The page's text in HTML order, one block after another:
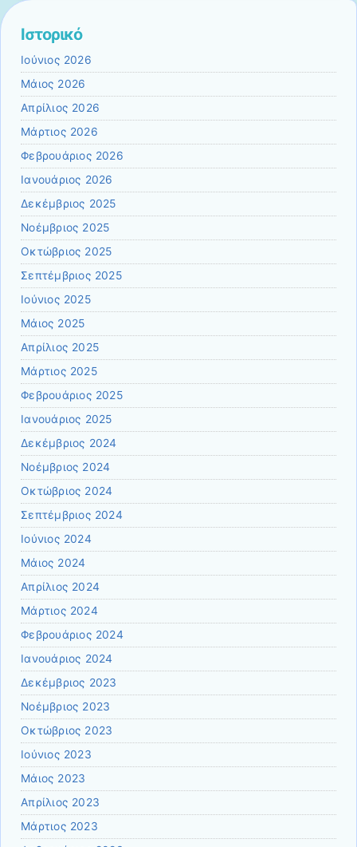
Ιστορικό
Ιούνιος 2026
Μάιος 2026
Απρίλιος 2026
Μάρτιος 2026
Φεβρουάριος 2026
Ιανουάριος 2026
Δεκέμβριος 2025
Νοέμβριος 2025
Οκτώβριος 2025
Σεπτέμβριος 2025
Ιούνιος 2025
Μάιος 2025
Απρίλιος 2025
Μάρτιος 2025
Φεβρουάριος 2025
Ιανουάριος 2025
Δεκέμβριος 2024
Νοέμβριος 2024
Οκτώβριος 2024
Σεπτέμβριος 2024
Ιούνιος 2024
Μάιος 2024
Απρίλιος 2024
Μάρτιος 2024
Φεβρουάριος 2024
Ιανουάριος 2024
Δεκέμβριος 2023
Νοέμβριος 2023
Οκτώβριος 2023
Ιούνιος 2023
Μάιος 2023
Απρίλιος 2023
Μάρτιος 2023